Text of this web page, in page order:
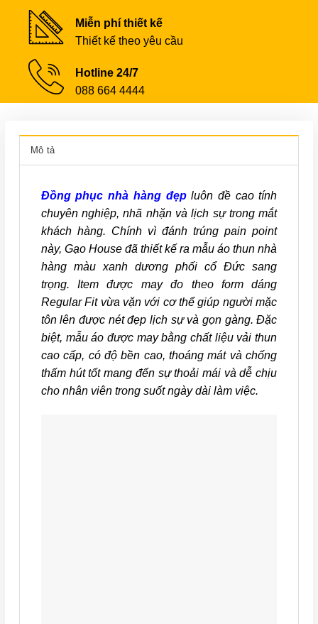
Miễn phí thiết kế
Thiết kế theo yêu cầu
Hotline 24/7
088 664 4444
Mô tả
Đồng phục nhà hàng đẹpluôn đề cao tính
chuyên nghiệp, nhã nhặn và lịch sự trong mắt
khách hàng. Chính vì đánh trúng pain point
này, Gạo House đã thiết kế ra mẫu áo thun nhà
hàng màu xanh dương phối cổ Đức sang
trọng. Item được may đo theo form dáng
Regular Fit vừa vặn với cơ thể giúp người mặc
tôn lên được nét đẹp lịch sự và gọn gàng. Đặc
biệt, mẫu áo được may bằng chất liệu vải thun
cao cấp, có độ bền cao, thoáng mát và chống
thấm hút tốt mang đến sự thoải mái và dễ chịu
cho nhân viên trong suốt ngày dài làm việc.